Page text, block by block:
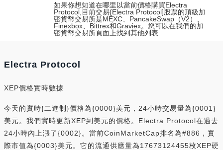
如果你想知道在哪里以當前價格購買Electra
Protocol,目前交易{Electra Protocol]股票的頂級加
密貨幣交易所是MEXC、PancakeSwap（V2）、
Finexbox、Bittrex和Graviex。您可以在我們的加
密貨幣交易所頁面上找到其他列表.
Electra Protocol
XEP價格實時數據
今天的實時{二進制}價格為{0000}美元，24小時交易量為{0001}
美元。我們實時更新XEP到美元的價格。Electra Protocol在過去
24小時內上漲了{0002}。當前CoinMarketCap排名為#886，實
際市值為{0003}美元。它的流通供應量為17673124455枚XEP硬